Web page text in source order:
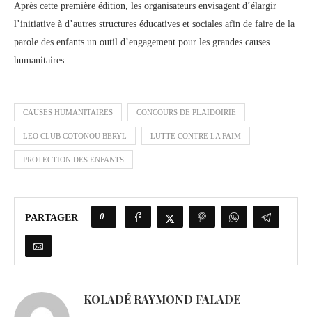
Après cette première édition, les organisateurs envisagent d’élargir
l’initiative à d’autres structures éducatives et sociales afin de faire de la
parole des enfants un outil d’engagement pour les grandes causes
humanitaires.
CAUSES HUMANITAIRES CONCOURS DE PLAIDOIRIE
LEO CLUB COTONOU BERYL LUTTE CONTRE LA FAIM
PROTECTION DES ENFANTS
PARTAGER 0
KOLADÉ RAYMOND FALADE